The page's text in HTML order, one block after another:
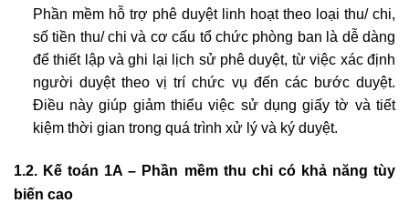
Phần mềm hỗ trợ phê duyệt linh hoạt theo loại thu/ chi,
số tiền thu/ chi và cơ cấu tổ chức phòng ban là dễ dàng
để thiết lập và ghi lại lịch sử phê duyệt, từ việc xác định
người duyệt theo vị trí chức vụ đến các bước duyệt.
Điều này giúp giảm thiểu việc sử dụng giấy tờ và tiết
kiệm thời gian trong quá trình xử lý và ký duyệt.
1.2. Kế toán 1A – Phần mềm thu chi có khả năng tùy
biến cao